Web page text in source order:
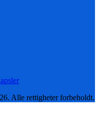
Alle rettigheter forbeholdt.